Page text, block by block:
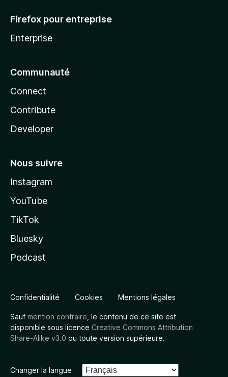
Firefox pour entreprise
Enterprise
Communauté
Connect
Contribute
Developer
Nous suivre
Instagram
YouTube
TikTok
Bluesky
Podcast
Confidentialité Cookies Mentions légales
Sauf mention contraire , le contenu de ce site est
disponible sous licence Creative Commons Attribution
Share-Alike v3.0 ou toute version supérieure.
Changer la langue